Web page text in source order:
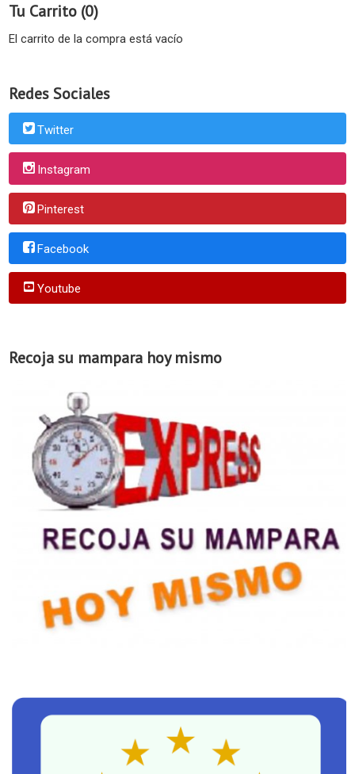
Tu Carrito (0)
El carrito de la compra está vacío
Redes Sociales
Twitter
Instagram
Pinterest
Facebook
Youtube
Recoja su mampara hoy mismo